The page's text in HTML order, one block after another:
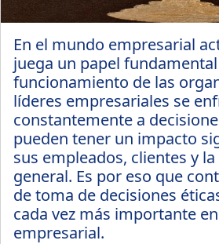
En el mundo empresarial
juega un papel
funcionamiento de las
líderes empresariales se
constantemente a
pueden tener un impacto
sus empleados, clientes y
general. Es por eso que
de toma de decisiones
cada vez más importante
empresarial.